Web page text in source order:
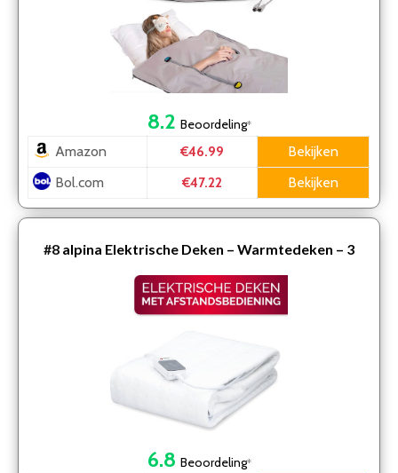
8.2 Beoordeling*
Amazon €46.99
Bekijken
Bol.com
€47.22 Bekijken
#8 alpina Elektrische Deken – Warmtedeken – 3
Standen – met Afstandsbediening – Wasbaar – 1-
Persoons
6.8 Beoordeling*